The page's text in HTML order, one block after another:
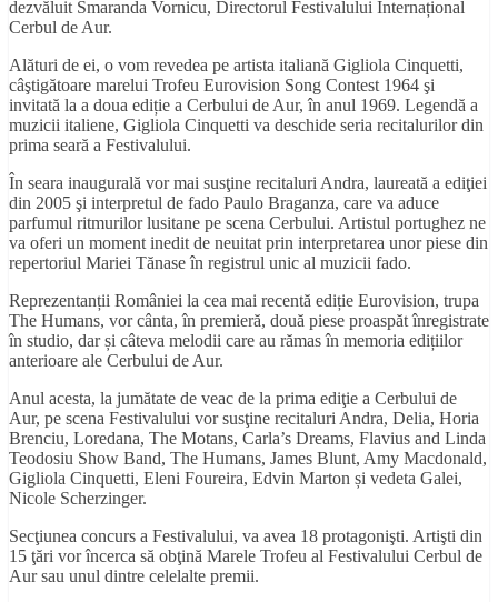
dezvăluit Smaranda Vornicu, Directorul Festivalului Internațional
Cerbul de Aur.
Alături de ei, o vom revedea pe artista italiană Gigliola Cinquetti,
câştigătoare marelui Trofeu Eurovision Song Contest 1964 şi
invitată la a doua ediție a Cerbului de Aur, în anul 1969. Legendă a
muzicii italiene, Gigliola Cinquetti va deschide seria recitalurilor din
prima seară a Festivalului.
În seara inaugurală vor mai susţine recitaluri Andra, laureată a ediţiei
din 2005 şi interpretul de fado Paulo Braganza, care va aduce
parfumul ritmurilor lusitane pe scena Cerbului. Artistul portughez ne
va oferi un moment inedit de neuitat prin interpretarea unor piese din
repertoriul Mariei Tănase în registrul unic al muzicii fado.
Reprezentanții României la cea mai recentă ediție Eurovision, trupa
The Humans, vor cânta, în premieră, două piese proaspăt înregistrate
în studio, dar și câteva melodii care au rămas în memoria edițiilor
anterioare ale Cerbului de Aur.
Anul acesta, la jumătate de veac de la prima ediţie a Cerbului de
Aur, pe scena Festivalului vor susţine recitaluri Andra, Delia, Horia
Brenciu, Loredana, The Motans, Carla’s Dreams, Flavius and Linda
Teodosiu Show Band, The Humans, James Blunt, Amy Macdonald,
Gigliola Cinquetti, Eleni Foureira, Edvin Marton și vedeta Galei,
Nicole Scherzinger.
Secţiunea concurs a Festivalului, va avea 18 protagonişti. Artişti din
15 ţări vor încerca să obţină Marele Trofeu al Festivalului Cerbul de
Aur sau unul dintre celelalte premii.